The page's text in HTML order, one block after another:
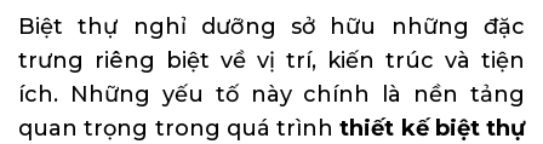
Biệt thự nghỉ dưỡng sở hữu những đặc
trưng riêng biệt về vị trí, kiến trúc và tiện
ích. Những yếu tố này chính là nền tảng
quan trọng trong quá trìnhthiết kế biệt thự